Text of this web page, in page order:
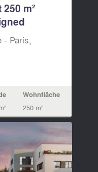
m²
- Paris,
Wohnfläche
250 m²